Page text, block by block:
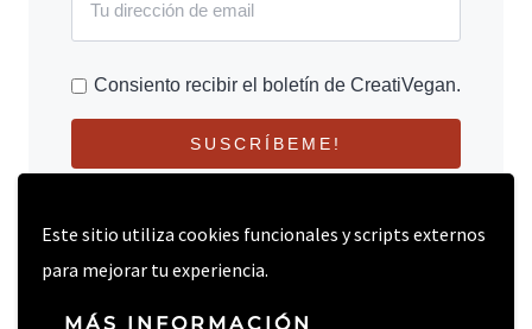
Este sitio utiliza cookies funcionales y scripts externos
para mejorar tu experiencia.
MÁS INFORMACIÓN
Consiento recibir el boletín de CreatiVegan.
SUSCRÍBEME!